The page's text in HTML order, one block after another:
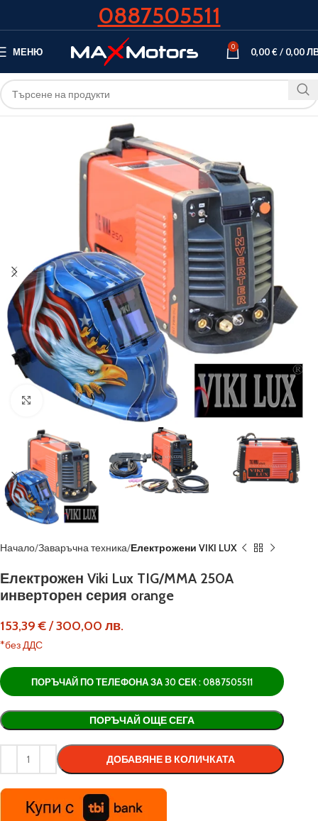
0887505511
МЕНЮ 0 0,00€/ 0,00
Кликнете, за да увеличите
Начало Заваръчна техника Електрожени VIKI LUX
Електрожен Viki Lux TIG/MMA 250A
инверторен серия orange
153,39€/300,00 лв.
*без ДДС
ПОРЪЧАЙ ПО ТЕЛЕФОНА ЗА 30 СЕК : 0887505511
ПОРЪЧАЙ ОЩЕ СЕГА
ДОБАВЯНЕ В КОЛИЧКАТА
Alternative: